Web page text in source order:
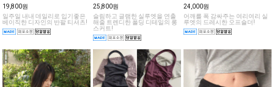
19,800원
일주일 내내 데일리로 입기좋은
베이직한 디자인의 반팔 티셔츠!
25,800원
슬림하고 글램한 실루엣을 연출
해줄 트렌디한 폴딩 디테일의 롱
스커트!
24,000원
어깨를 폭 감싸주는 여리여리 실
루엣의 드레시한 오프숄더!